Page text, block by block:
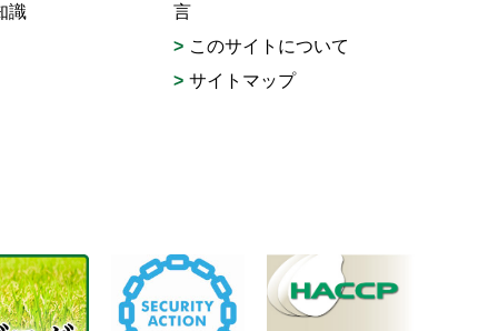
識
言
このサイトについて
サイトマップ